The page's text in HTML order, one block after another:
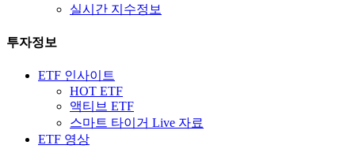
실시간 지수정보
투자정보
ETF 인사이트
HOT ETF
액티브 ETF
스마트 타이거 Live 자료
ETF 영상